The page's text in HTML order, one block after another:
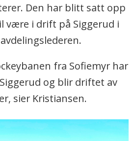
Den har blitt satt opp
være i drift på Siggerud i
fra Sofiemyr har
og blir driftet av
sier Kristiansen.